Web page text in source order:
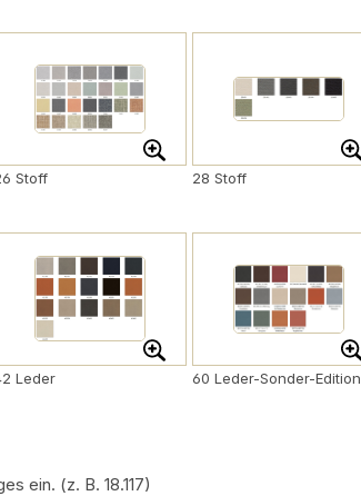
Stoff 28 Stoff
Leder 60 Leder-Sonder-Edition
ein. (z. B. 18.117)